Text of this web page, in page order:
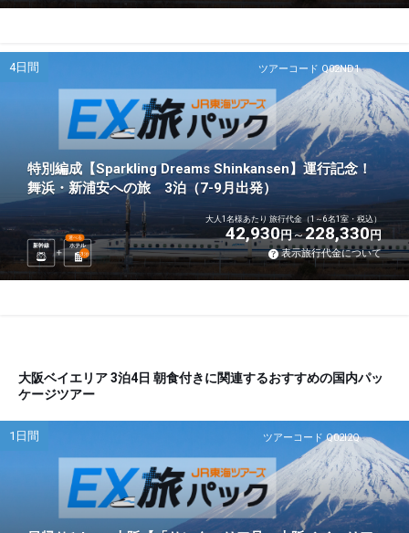
ツアーコード Q02ND1
4日間
特別編成【Sparkling Dreams Shinkansen】運行記念！
舞浜・新浦安への旅 3泊（7-9月出発）
新幹線 ホテル
選べる
3泊
大人1名様あたり 旅行代金（1～6名1室・税込）
42,930円 228,330円
表示旅行代金について
大阪ベイエリア 3泊4日 朝食付きに関連するおすすめの国内パッ
ケージツアー
ツアーコード Q02I2Q
1日間